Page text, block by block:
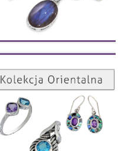
Kolekcja Orientalna
ZOBACZ